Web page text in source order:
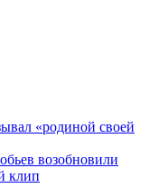
«родиной своей
возобновили
клип